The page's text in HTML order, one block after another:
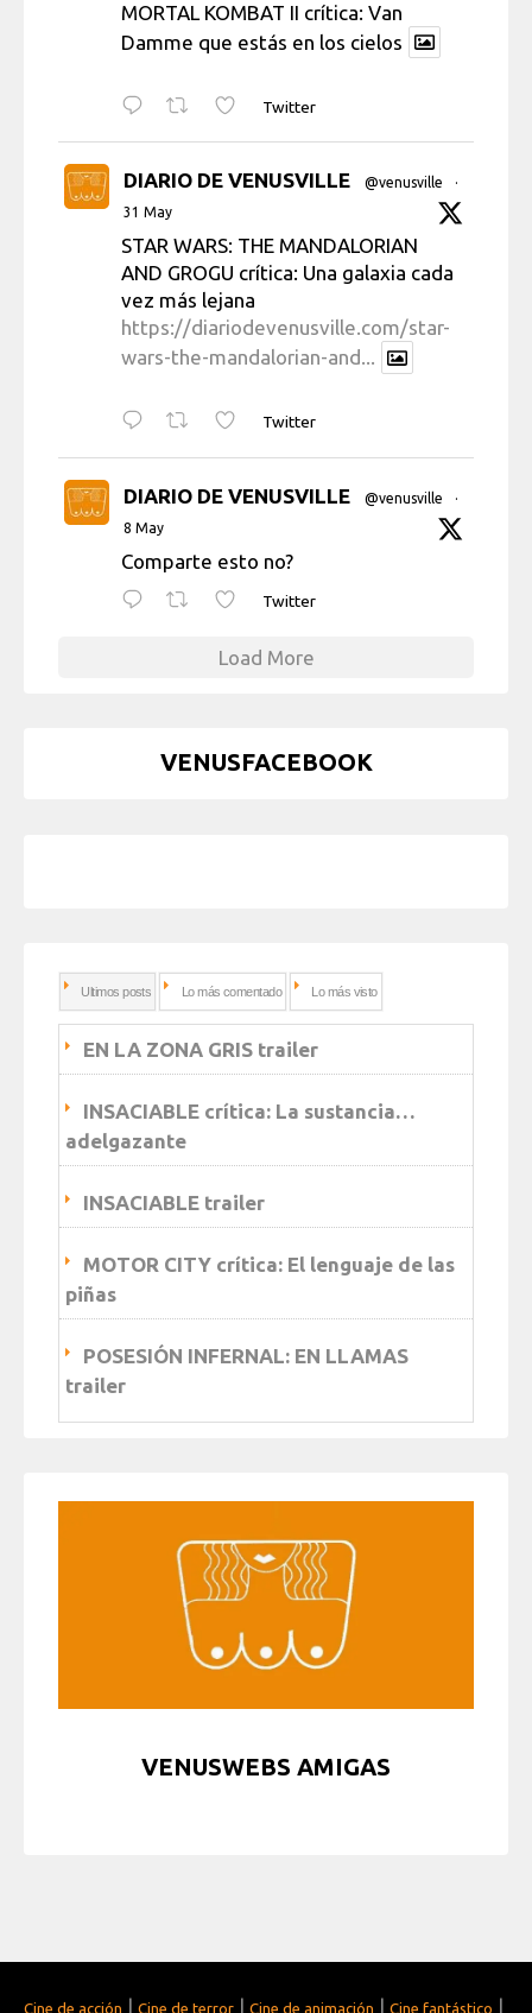
MORTAL KOMBAT II crítica: Van
Damme que estás en los cielos
Twitter
DIARIO DE VENUSVILLE @venusville
·
31 May
STAR WARS: THE MANDALORIAN
AND GROGU crítica: Una galaxia cada
vez más lejana
https://diariodevenusville.com/star-
wars-the-mandalorian-and...
Twitter
DIARIO DE VENUSVILLE @venusville
·
8 May
Comparte esto no?
Twitter
Load More
VENUSFACEBOOK
Ultimos posts Lo más comentado Lo más visto
EN LA ZONA GRIS trailer
INSACIABLE crítica: La sustancia…
adelgazante
INSACIABLE trailer
MOTOR CITY crítica: El lenguaje de las
piñas
POSESIÓN INFERNAL: EN LLAMAS
trailer
VENUSWEBS AMIGAS
Cine de acción | Cine de terror | Cine de animación | Cine fantástico |